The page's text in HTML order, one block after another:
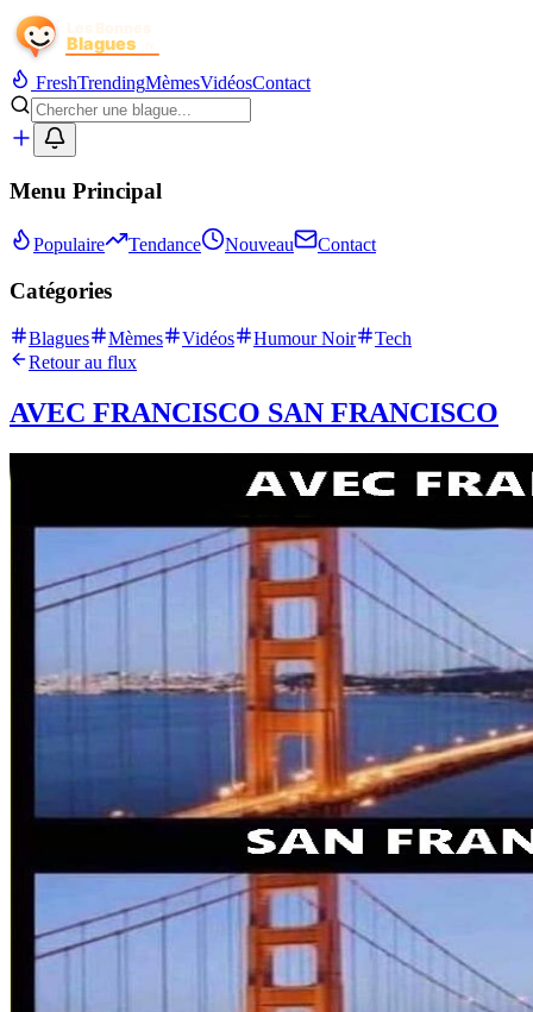
FreshTrendingMèmesVidéosContact
Menu Principal
Populaire Tendance Nouveau Contact
Catégories
Blagues Mèmes Vidéos Humour Noir
Tech
Retour au flux
AVEC FRANCISCO SAN FRANCISCO